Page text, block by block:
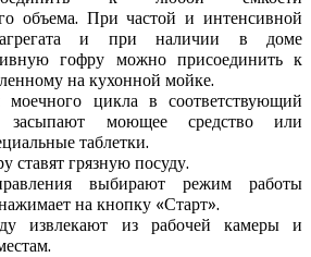
объема. При частой и интенсивной
агрегата и при наличии в доме
гофру можно присоединить к
на кухонной мойке.
моечного цикла в соответствующий
засыпают моющее средство или
таблетки.
ставят грязную посуду.
выбирают режим работы
на кнопку «Старт».
извлекают из рабочей камеры и